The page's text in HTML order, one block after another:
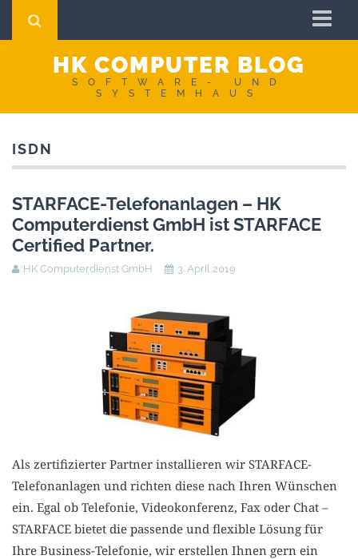
Startseite
Impressum
AGB
Datenschutzerklärung
HK COMPUTER BLOG
SOFTWARE- UND
SYSTEMHAUS
ISDN
STARFACE-Telefonanlagen – HK
Computerdienst GmbH ist STARFACE
Certified Partner.
HK Computerdienst GmbH 3. April 2019
Als zertifizierter Partner installieren wir STARFACE-
Telefonanlagen und richten diese nach Ihren Wünschen
ein. Egal ob Telefonie, Videokonferenz, Fax oder Chat –
STARFACE bietet die passende und flexible Lösung für
Ihre Business-Telefonie, wir erstellen Ihnen gern ein